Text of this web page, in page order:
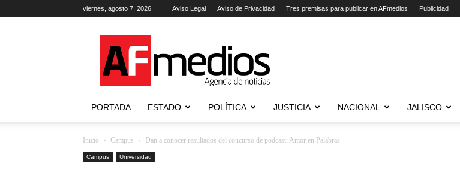
viernes, agosto 7, 2026 Aviso Legal Aviso de Privacidad Tres premisas para publicar en AFmedios Publicidad
Agencia
de
Noticias
PORTADA ESTADO POLÍTICA JUSTICIA NACIONAL JALISCO
Inicio Campus Dan a conocer resultados del concurso de podcast: Amor en Palabras
Campus Universidad